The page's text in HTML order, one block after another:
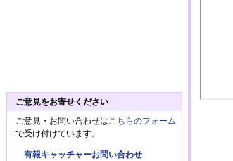
ご意見をお寄せください
ご意見・お問い合わせは こちらのフォーム
で受け付けています。
有報キャッチャーお問い合わせ